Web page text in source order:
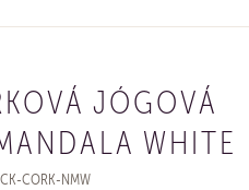
JÓGOVÁ
WHITE
CORK-NMW